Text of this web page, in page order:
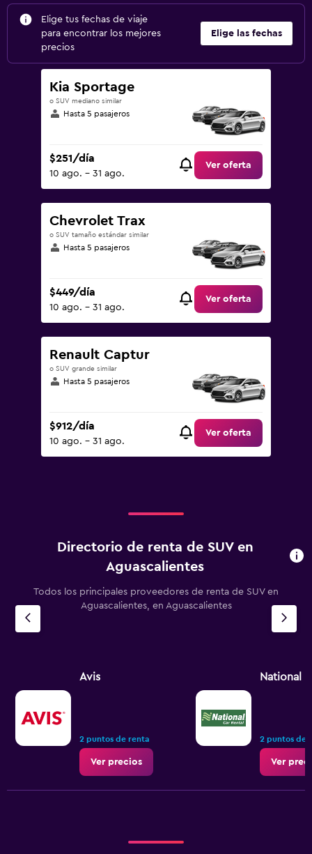
Elige tus fechas de viaje
para encontrar los mejores
precios
Elige las fechas
Kia Sportage
o SUV mediano similar
Hasta 5 pasajeros
$251/día
10 ago. - 31 ago.
Ver oferta
Chevrolet Trax
o SUV tamaño estándar similar
Hasta 5 pasajeros
$449/día
10 ago. - 31 ago.
Ver oferta
Renault Captur
o SUV grande similar
Hasta 5 pasajeros
$912/día
10 ago. - 31 ago.
Ver oferta
Directorio de renta de SUV en
Aguascalientes
Todos los principales proveedores de renta de SUV en
Aguascalientes, en Aguascalientes
Avis
2 puntos de renta
Ver precios
National
2 puntos de
Ver